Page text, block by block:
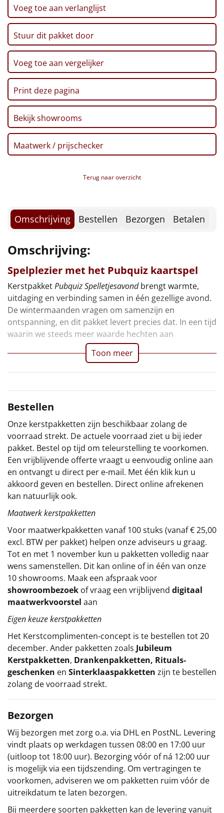
Alle thema's
Artikel
Hitster NIEUW
Pizzarette
Tas
Wake up light
NIEUW
Borrelplank
Noodradio NIEUW
Alle artikelen
Overige
Ideeën
Personeel
Particulier
Kerstgeschenken 2026
Relatiegeschenken
Cadeaubon
Per stuk
Alle overige
Cozy Fingers salted caramel
Karamelsnoepjes, 65 gr
Baguettes, Kaas, 75 gr
Verpakt in een feestelijke kerstdoos
Voeg toe aan verlanglijst
Stuur dit pakket door
Voeg toe aan vergelijker
Print deze pagina
Bekijk showrooms
Maatwerk / prijschecker
Terug naar overzicht
Omschrijving Bestellen Bezorgen Betalen
Omschrijving:
Spelplezier met het Pubquiz kaartspel
KerstpakketPubquiz Spelletjesavondbrengt warmte,
uitdaging en verbinding samen in één gezellige avond.
De wintermaanden vragen om samenzijn en
ontspanning, en dit pakket levert precies dat. In een tijd
waarin we steeds meer waarde hechten aan
Toon meer
Bestellen
Onze kerstpakketten zijn beschikbaar zolang de
voorraad strekt. De actuele voorraad ziet u bij ieder
pakket. Bestel op tijd om teleurstelling te voorkomen.
Een vrijblijvende offerte vraagt u eenvoudig online aan
en ontvangt u direct per e-mail. Met één klik kun u
akkoord geven en bestellen. Direct online afrekenen
kan natuurlijk ook.
Maatwerk kerstpakketten
Voor maatwerkpakketten vanaf 100 stuks (vanaf € 25,00
excl. BTW per pakket) helpen onze adviseurs u graag.
Tot en met 1 november kun u pakketten volledig naar
wens samenstellen. Dit kan online of in één van onze
10 showrooms. Maak een afspraak voor
showroombezoek of vraag een vrijblijvend digitaal
maatwerkvoorstel aan
Eigen keuze kerstpakketten
Het Kerstcomplimenten-concept is te bestellen tot 20
december. Ander pakketten zoals Jubileum
Kerstpakketten, Drankenpakketten, Rituals-
geschenken en Sinterklaaspakketten zijn te bestellen
zolang de voorraad strekt.
Bezorgen
Wij bezorgen met zorg o.a. via DHL en PostNL. Levering
vindt plaats op werkdagen tussen 08:00 en 17:00 uur
(uitloop tot 18:00 uur). Bezorging vóór of ná 12:00 uur
is mogelijk via een tijdszending. Om vertragingen te
voorkomen, adviseren we om pakketten ruim vóór de
uitreikdatum te laten bezorgen.
Bij meerdere soorten pakketten kan de levering vanuit